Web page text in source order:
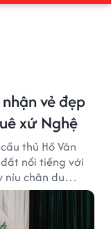
vẻ đẹp
xứ Nghệ
thủ Hồ Văn
nổi tiếng với
níu chân du
yên ả và nhịp